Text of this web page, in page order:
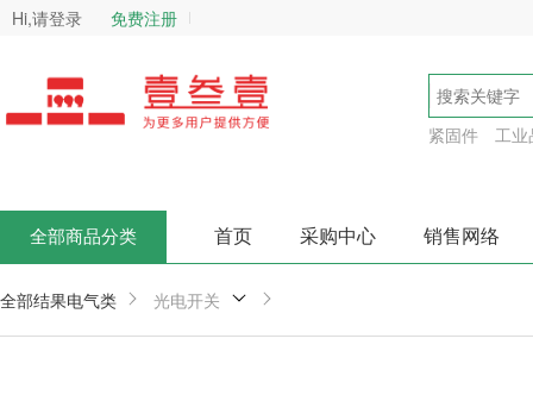
Hi,请登录 免费注册
紧固件 工业
全部商品分类 首页 采购中心 销售网络
全部结果电气类 光电开关